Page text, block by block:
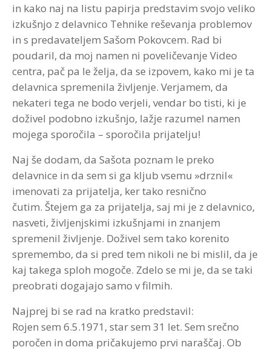
Wellbeing Essentials
Video
Teme programov
Prednosti in koristi
Avdio
Avdio programi po temah
Avdio programi po avtorjih
Prednosti in koristi
Strokovna Literatura
Reference
Program “Optimizacija timskega dela”
Veščine moderiranja za vsakogar
Prijava na delavnico ROI Boot Camp
Koristni viri ROI
ROI Week 2023
ROI “Pre-Week”
Ocenjevanje zaposlenih
Interplace
Program “Optimizacija timskega dela”
Contribute
Kazalci veščin
Kontakt
Kontakt
Predstavitev
Vizija in poslanstvo
Zastopstva
in kako naj na listu papirja predstavim svojo veliko
izkušnjo z delavnico Tehnike reševanja problemov
in s predavateljem Sašom Pokovcem. Rad bi
poudaril, da moj namen ni poveličevanje Video
centra, pač pa le želja, da se izpovem, kako mi je ta
delavnica spremenila življenje. Verjamem, da
nekateri tega ne bodo verjeli, vendar bo tisti, ki je
doživel podobno izkušnjo, lažje razumel namen
mojega sporočila – sporočila prijatelju!
Naj še dodam, da Sašota poznam le preko
delavnice in da sem si ga kljub vsemu »drznil«
imenovati za prijatelja, ker tako resnično
čutim. Štejem ga za prijatelja, saj mi je z delavnico,
nasveti, življenjskimi izkušnjami in znanjem
spremenil življenje. Doživel sem tako korenito
spremembo, da si pred tem nikoli ne bi mislil, da je
kaj takega sploh mogoče. Zdelo se mi je, da se taki
preobrati dogajajo samo v filmih.
Najprej bi se rad na kratko predstavil:
Rojen sem 6.5.1971, star sem 31 let. Sem srečno
poročen in doma pričakujemo prvi naraščaj. Ob